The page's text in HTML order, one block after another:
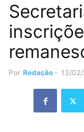
Por Redação - 13/02/